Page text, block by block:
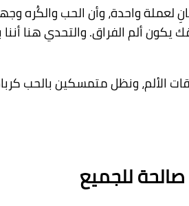
لعملة واحدة، وأن الحب والكُره
ألم الفراق. والتحدي هنا
الألم، ونظل متمسكين بالحب
للجميع